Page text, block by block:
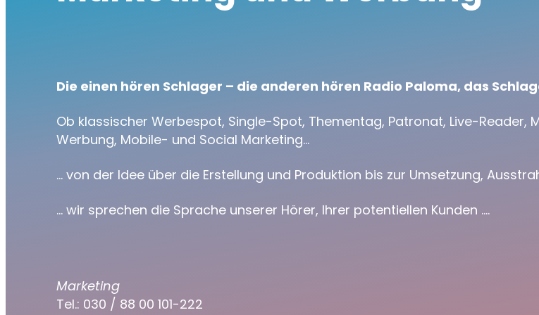
Die einen hören Schlager – die anderen hören Radio Paloma, das
Ob klassischer Werbespot, Single-Spot, Thementag, Patronat, Live-Reader,
Werbung, Mobile- und Social Marketing…
… von der Idee über die Erstellung und Produktion bis zur Umsetzung,
… wir sprechen die Sprache unserer Hörer, Ihrer potentiellen Kunden ….
Marketing
Tel.: 030 / 88 00 101-222